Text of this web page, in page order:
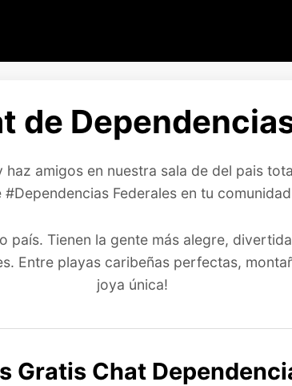
de
haz amigos en nuestra sala de del pais
#Dependencias Federales en tu
país. Tienen la gente más alegre,
Entre playas caribeñas perfectas,
joya única!
Gratis Chat